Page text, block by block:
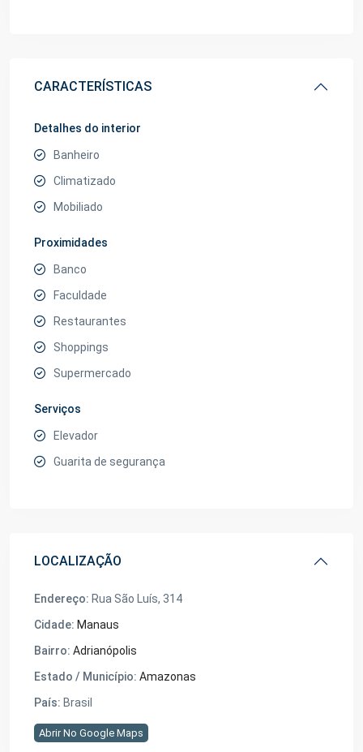
CARACTERÍSTICAS
Detalhes do interior
Banheiro
Climatizado
Mobiliado
Proximidades
Banco
Faculdade
Restaurantes
Shoppings
Supermercado
Serviços
Elevador
Guarita de segurança
LOCALIZAÇÃO
Endereço: Rua São Luís, 314
Cidade: Manaus
Bairro: Adrianópolis
Estado / Município: Amazonas
País: Brasil
Abrir No Google Maps